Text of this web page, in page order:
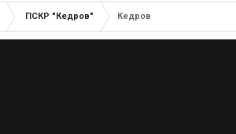
ПСКР "Кедров" Кедров